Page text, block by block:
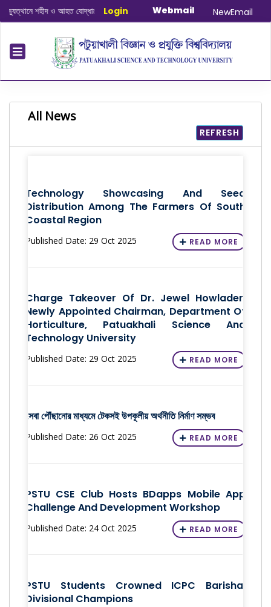
শহীদ ও আহত যোদ্ধাদের স্মরণে আলোচনা সভা ও দোয়া অনুষ্ঠান সংক্রান্ত|January-
Login Webmail NewEmail
All News
REFRESH
Technology Showcasing And Seed
Distribution Among The Farmers Of South
Coastal Region
Published Date: 29 Oct 2025 READ MORE
Charge Takeover Of Dr. Jewel Howlader,
Newly Appointed Chairman, Department Of
Horticulture, Patuakhali Science And
Technology University
Published Date: 29 Oct 2025 READ MORE
সেবা পৌঁছানোর মাধ্যমে টেকসই উপকূলীয় অর্থনীতি নির্মাণ সম্ভব
Published Date: 26 Oct 2025 READ MORE
PSTU CSE Club Hosts BDapps Mobile App
Challenge And Development Workshop
Published Date: 24 Oct 2025 READ MORE
PSTU Students Crowned ICPC Barishal
Divisional Champions